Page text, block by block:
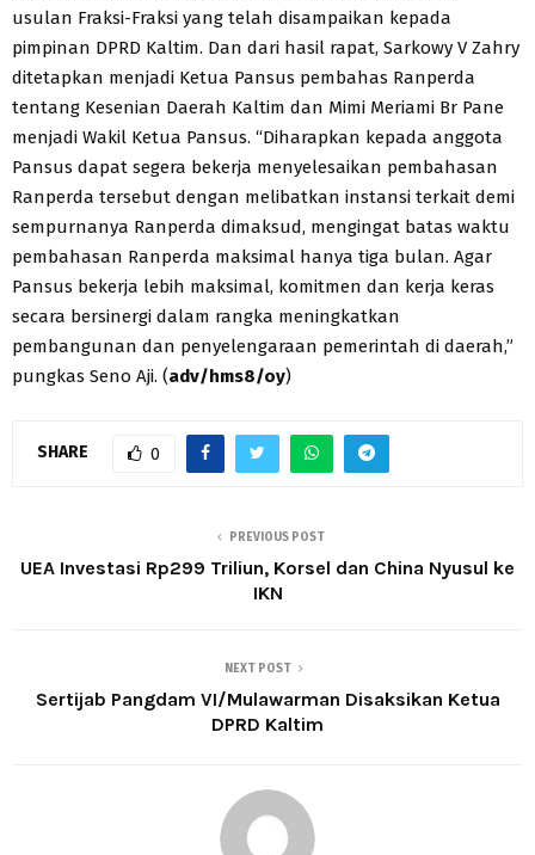
usulan Fraksi-Fraksi yang telah disampaikan kepada
pimpinan DPRD Kaltim. Dan dari hasil rapat, Sarkowy V Zahry
ditetapkan menjadi Ketua Pansus pembahas Ranperda
tentang Kesenian Daerah Kaltim dan Mimi Meriami Br Pane
menjadi Wakil Ketua Pansus. “Diharapkan kepada anggota
Pansus dapat segera bekerja menyelesaikan pembahasan
Ranperda tersebut dengan melibatkan instansi terkait demi
sempurnanya Ranperda dimaksud, mengingat batas waktu
pembahasan Ranperda maksimal hanya tiga bulan. Agar
Pansus bekerja lebih maksimal, komitmen dan kerja keras
secara bersinergi dalam rangka meningkatkan
pembangunan dan penyelengaraan pemerintah di daerah,”
pungkas Seno Aji. (adv/hms8/oy)
SHARE 0
PREVIOUS POST
UEA Investasi Rp299 Triliun, Korsel dan China Nyusul ke
IKN
NEXT POST
Sertijab Pangdam VI/Mulawarman Disaksikan Ketua
DPRD Kaltim